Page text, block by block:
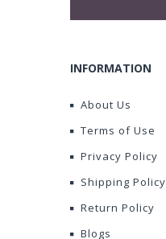
INFORMATION
About Us
Terms of Use
Privacy Policy
Shipping Policy
Return Policy
Blogs